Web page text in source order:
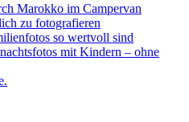
Marokko im Campervan
zu fotografieren
so wertvoll sind
mit Kindern – ohne